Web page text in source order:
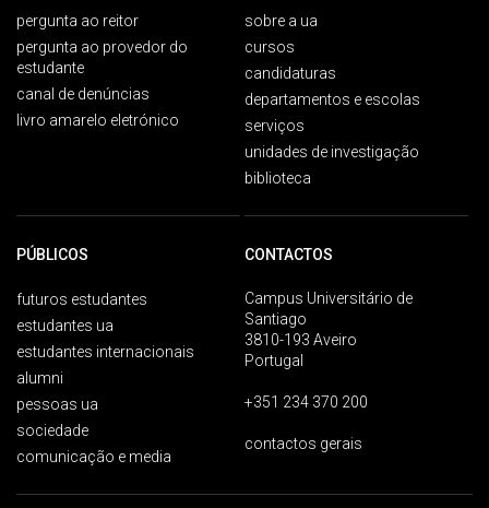
pergunta ao reitor
pergunta ao provedor do
estudante
canal de denúncias
livro amarelo eletrónico
sobre a ua
cursos
candidaturas
departamentos e escolas
serviços
unidades de investigação
biblioteca
PÚBLICOS
futuros estudantes
estudantes ua
estudantes internacionais
alumni
pessoas ua
sociedade
comunicação e media
CONTACTOS
Campus Universitário de
Santiago
3810-193 Aveiro
Portugal
+351 234 370 200
contactos gerais